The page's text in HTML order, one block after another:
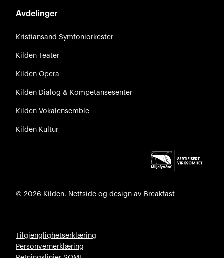
Avdelinger
Kristiansand Symfoniorkester
Kilden Teater
Kilden Opera
Kilden Dialog & Kompetansesenter
Kilden Vokalensemble
Kilden Kultur
© 2026 Kilden. Nettside og design av Breakfast
Tilgjenglighetserklæring
Personvernerklæring